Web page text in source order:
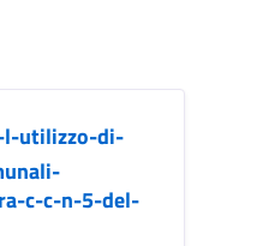
l-utilizzo-di-
c-c-n-5-del-